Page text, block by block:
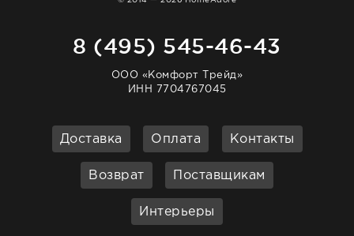
8 (495) 545-46-43
ООО «Комфорт Трейд»
ИНН 7704767045
Доставка Оплата Контакты
Возврат Поставщикам
Интерьеры